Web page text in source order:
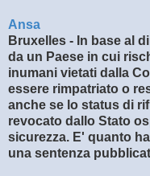
Ansa
Bruxelles - In base al
da un Paese in cui
inumani vietati dalla
essere rimpatriato o
anche se lo status di
revocato dallo Stato
sicurezza. E' quanto
una sentenza